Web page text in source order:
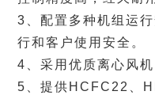
3、配置多种机组运
行和客户使用安全。
4、采用优质离心风
5、提供HCFC22、